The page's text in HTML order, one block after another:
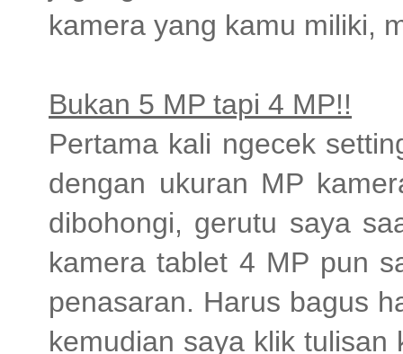
kamera yang kamu miliki,
Bukan 5 MP tapi 4 MP!!
Pertama kali ngecek
dengan ukuran MP
dibohongi, gerutu saya
kamera tablet 4 MP pun
penasaran. Harus bagus
kemudian saya klik tulisan